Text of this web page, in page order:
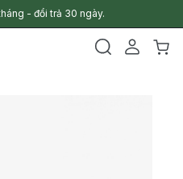
- đổi trả 30 ngày.